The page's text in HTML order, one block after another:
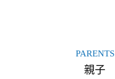
PARENTS
親子